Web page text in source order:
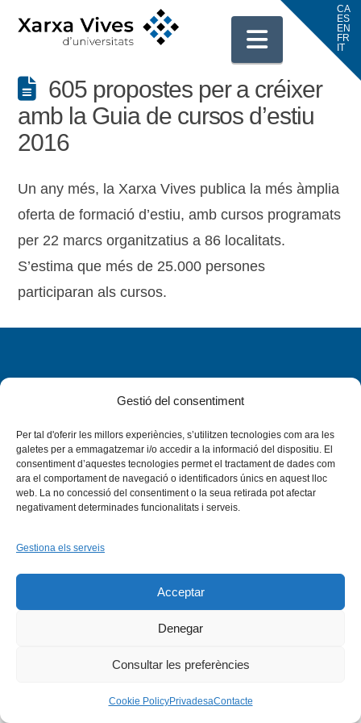
Gestió del consentiment
Per tal d'oferir les millors experiències, s’utilitzen tecnologies com ara les
galetes per a emmagatzemar i/o accedir a la informació del dispositiu. El
consentiment d’aquestes tecnologies permet el tractament de dades com
ara el comportament de navegació o identificadors únics en aquest lloc
web. La no concessió del consentiment o la seua retirada pot afectar
negativament determinades funcionalitats i serveis.
Gestiona els serveis
Acceptar
Denegar
Consultar les preferències
Cookie PolicyPrivadesaContacte
605 propostes per a créixer
amb la Guia de cursos d’estiu
2016
Un any més, la Xarxa Vives publica la més àmplia
oferta de formació d’estiu, amb cursos programats
per 22 marcs organitzatius a 86 localitats.
S’estima que més de 25.000 persones
participaran als cursos.
Facebook
X BlueskyTiktok LinkedIn
Instagram
Flickr
INICI QUI SOM
PROGRAMES
DESENVOLUPAMENT SOSTENIBLE
TRANSPARÈNCIA
Copyright © 2026 -